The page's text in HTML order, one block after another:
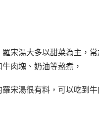
羅宋湯大多以甜菜為主，
肉塊、奶油等熬煮，
宋湯很有料，可以吃到